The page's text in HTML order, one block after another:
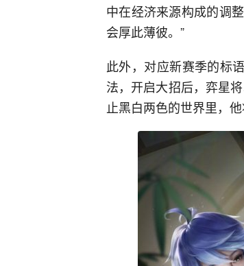
中在经济来源构成的调
会厚此薄彼。”
此外，对应新赛季的标
法，开启大招后，弈星
止黑白两色的世界里，